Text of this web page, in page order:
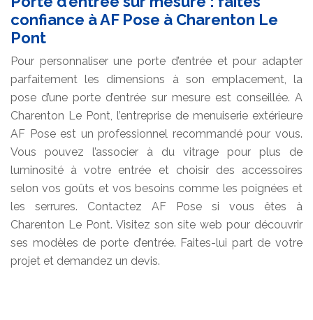
confiance à AF Pose à Charenton Le
Pont
Pour personnaliser une porte d’entrée et pour adapter
parfaitement les dimensions à son emplacement, la
pose d’une porte d’entrée sur mesure est conseillée. A
Charenton Le Pont, l’entreprise de menuiserie extérieure
AF Pose est un professionnel recommandé pour vous.
Vous pouvez l’associer à du vitrage pour plus de
luminosité à votre entrée et choisir des accessoires
selon vos goûts et vos besoins comme les poignées et
les serrures. Contactez AF Pose si vous êtes à
Charenton Le Pont. Visitez son site web pour découvrir
ses modèles de porte d’entrée. Faites-lui part de votre
projet et demandez un devis.